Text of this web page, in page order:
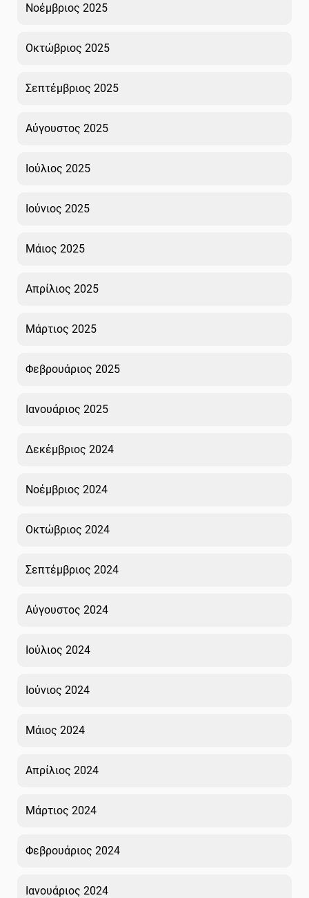
Νοέμβριος 2025
Οκτώβριος 2025
Σεπτέμβριος 2025
Αύγουστος 2025
Ιούλιος 2025
Ιούνιος 2025
Μάιος 2025
Απρίλιος 2025
Μάρτιος 2025
Φεβρουάριος 2025
Ιανουάριος 2025
Δεκέμβριος 2024
Νοέμβριος 2024
Οκτώβριος 2024
Σεπτέμβριος 2024
Αύγουστος 2024
Ιούλιος 2024
Ιούνιος 2024
Μάιος 2024
Απρίλιος 2024
Μάρτιος 2024
Φεβρουάριος 2024
Ιανουάριος 2024